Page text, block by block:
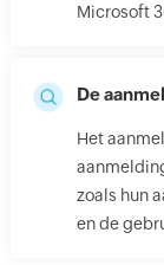
Microsoft
De
Het
zoals hun
en de